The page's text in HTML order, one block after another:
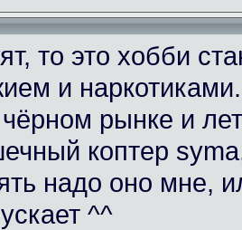
то это хобби
и
чёрном рынке и
коптер
надо оно мне,
^^